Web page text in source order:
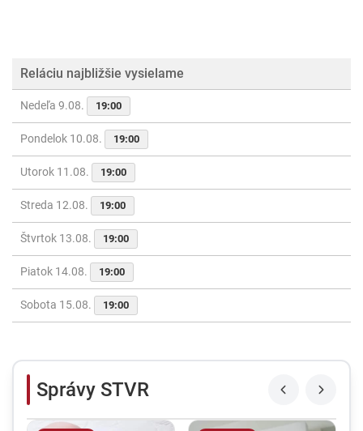
Reláciu najbližšie vysielame
Nedeľa 9.08. 19:00
Pondelok 10.08. 19:00
Utorok 11.08. 19:00
Streda 12.08. 19:00
Štvrtok 13.08. 19:00
Piatok 14.08. 19:00
Sobota 15.08. 19:00
Správy STVR